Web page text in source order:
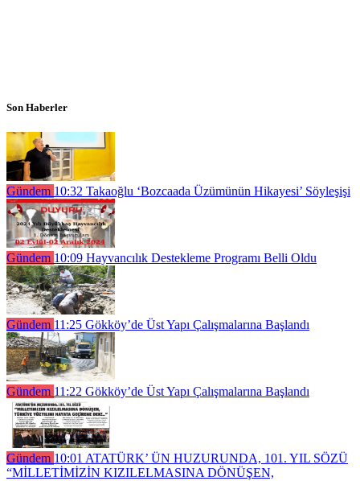
Son Haberler
Gündem 10:32 Takaoğlu ‘Bozcaada Üzümünün Hikayesi’ Söyleşişi
Gündem 10:09 Hayvancılık Destekleme Programı Belli Oldu
Gündem 11:25 Gökköy’de Üst Yapı Çalışmalarına Başlandı
Gündem 11:22 Gökköy’de Üst Yapı Çalışmalarına Başlandı
Gündem 10:01 ATATÜRK’ ÜN HUZURUNDA, 101. YIL SÖZÜ
“MİLLETİMİZİN KIZILELMASINA DÖNÜŞEN,